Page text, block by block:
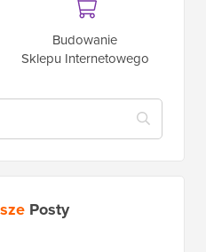
Budowanie
Sklepu Internetowego
Posty